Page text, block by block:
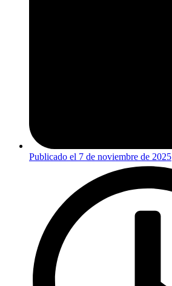
Publicado el 7 de noviembre de 2025